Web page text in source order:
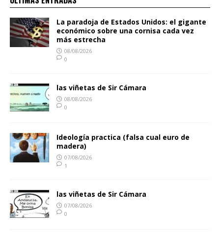
La paradoja de Estados Unidos: el gigante
económico sobre una cornisa cada vez
más estrecha
08/08/2026
0
las viñetas de Sir Cámara
08/08/2026
0
Ideología practica (falsa cual euro de
madera)
07/08/2026
1
las viñetas de Sir Cámara
07/08/2026
0